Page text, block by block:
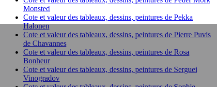
Monsted
Cote et valeur des tableaux, dessins, peintures de Pekka
Halonen
Cote et valeur des tableaux, dessins, peintures de Pierre Puvis
de Chavannes
Cote et valeur des tableaux, dessins, peintures de Rosa
Bonheur
Cote et valeur des tableaux, dessins, peintures de Serguei
Vinogradov